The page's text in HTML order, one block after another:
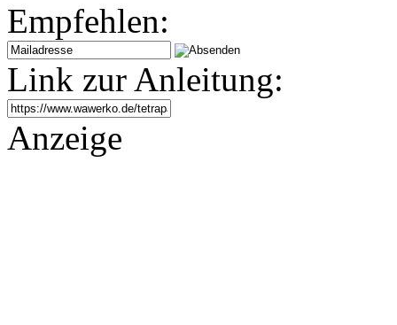
Empfehlen:
Link zur Anleitung:
Anzeige